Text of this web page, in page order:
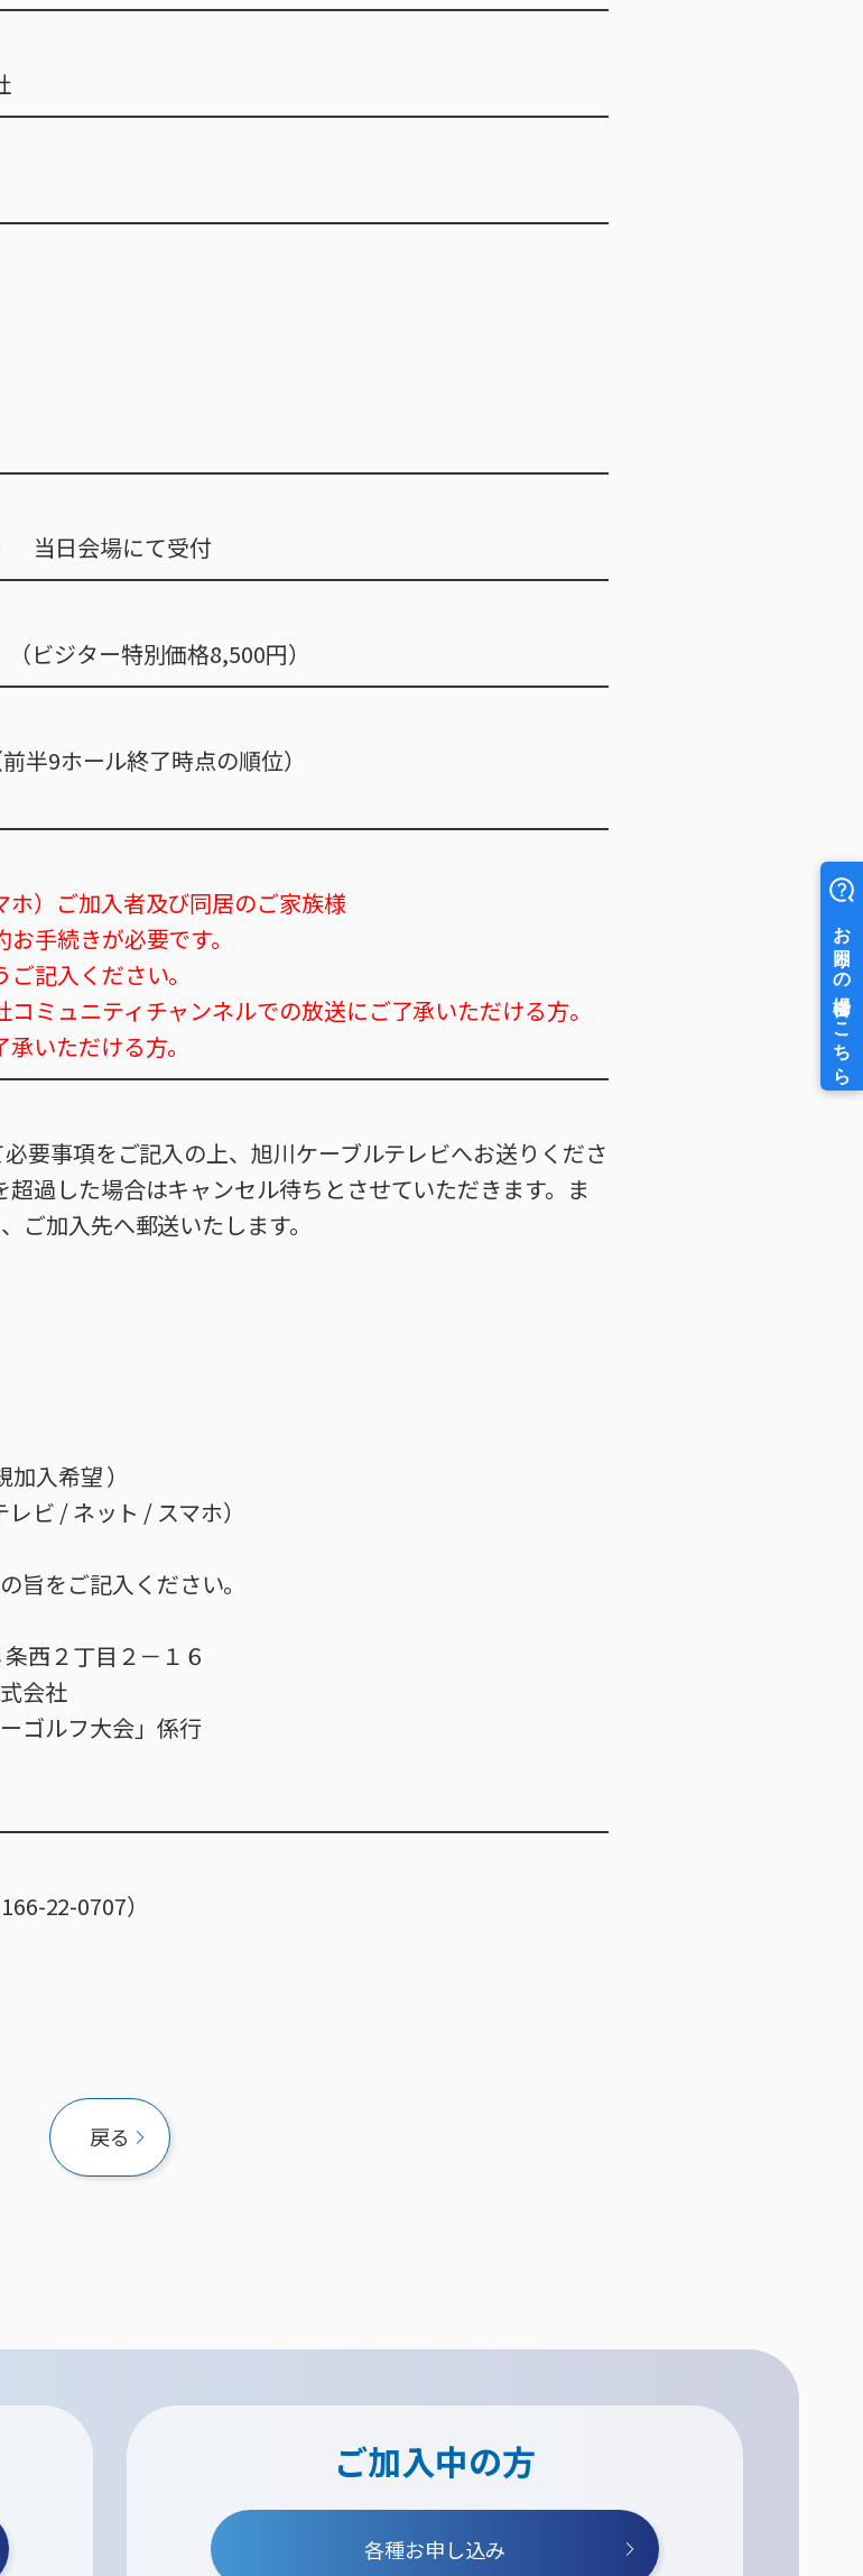
当日会場にて受付
ビジター特別価格8,500円）
半9ホール終了時点の順位）
）ご加入者及び同居のご家族様
手続きが必要です。
記入ください。
ミュニティチャンネルでの放送にご了承いただける方。
いただける方。
必要事項をご記入の上、旭川ケーブルテレビへお送りくださ
過した場合はキャンセル待ちとさせていただきます。ま
ご加入先へ郵送いたします。
入希望 ）
ビ / ネット / スマホ）
旨をご記入ください。
西２丁目２－１６
会社
フ大会」係行
22-0707）
戻る
ご加入中の方
各種お申し込み